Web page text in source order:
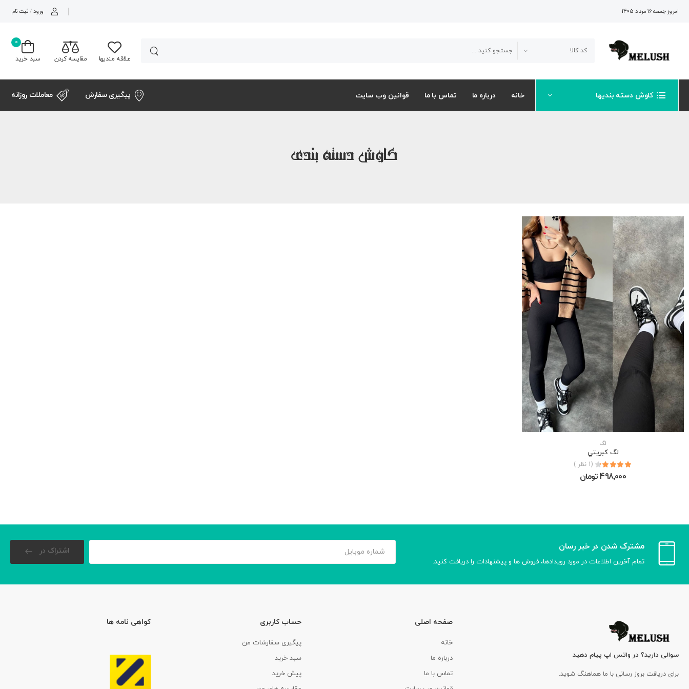
امروز جمعه 16 مرداد 1405 ورود / ثبت نام
علاقه مندیها مقایسه کردن
0
سبد خرید
کاوش دسته بندیها خانه درباره ما تماس با ما قوانین وب سایت پیگیری سفارش معاملات روزانه
کاوش دسته بندی
لگ
لگ كبريتي
(1 نظر )
498٬000 تومان
مشترک شدن در خبر رسان
تمام آخرین اطلاعات در مورد رویدادها، فروش ها و پیشنهادات را دریافت کنید.
اشتراک در
سوالی دارید؟ در واتس اپ پیام دهید
برای دریافت بروز رسانی با ما هماهنگ شوید.
صفحه اصلی
خانه
درباره ما
تماس با ما
حساب کاربری
پیگیری سفارشات من
سبد خرید
پیش خرید
گواهی نامه ها